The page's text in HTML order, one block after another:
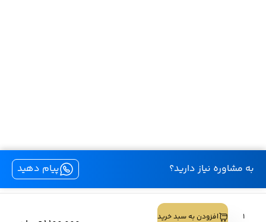
افزودن به سبد خرید
به مشاوره نیاز دارید؟ پیام دهید
کليه حقوق اين سايت متعلق به لنز بیوتی است.